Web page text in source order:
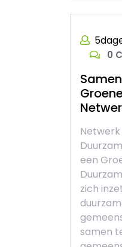
0
een
zich
samen